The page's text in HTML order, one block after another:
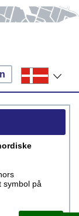
symbol på